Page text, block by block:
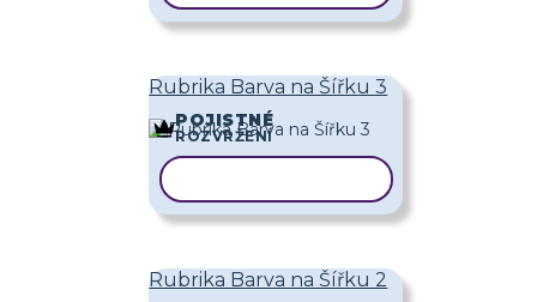
Rubrika Barva na Šířku 3
POJISTNÉ
ROZVRŽENÍ
Rubrika Barva na Šířku 2